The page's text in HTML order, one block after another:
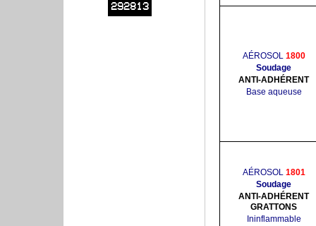
292813
AÉROSOL 1800
Soudage
ANTI-ADHÉRENT
Base aqueuse
AÉROSOL 1801
Soudage
ANTI-ADHÉRENT
GRATTONS
Ininflammable